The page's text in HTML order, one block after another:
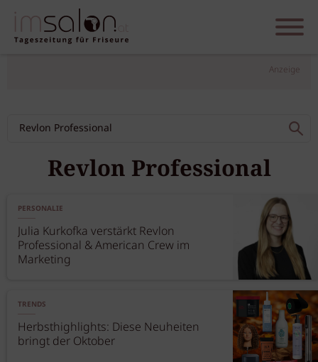
Anzeige
Revlon Professional
PERSONALIE
Julia Kurkofka verstärkt Revlon
Professional & American Crew im
Marketing
TRENDS
Herbsthighlights: Diese Neuheiten
bringt der Oktober